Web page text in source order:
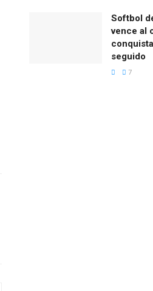
Softbol
vence al
seguido
7